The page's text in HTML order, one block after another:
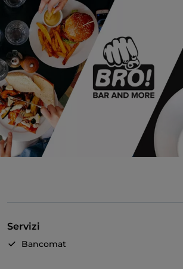
Servizi
Bancomat